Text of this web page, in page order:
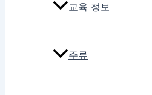
교육 정보
주류